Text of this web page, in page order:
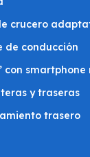
crucero
de conducción
con
y traseras
trasero